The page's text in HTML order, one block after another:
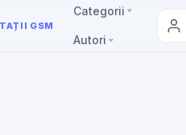
GSM
Categorii
Autori